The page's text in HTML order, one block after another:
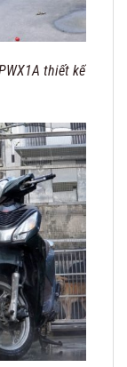
thiết kế